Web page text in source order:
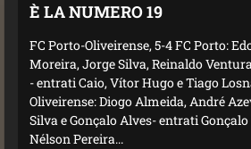
È LA NUMERO 19
FC Porto-Oliveirense, 5-4 FC Porto:
Moreira, Jorge Silva, Reinaldo
- entrati Caio, Vítor Hugo e Tiago
Oliveirense: Diogo Almeida, André
Silva e Gonçalo Alves- entrati
Nélson Pereira...